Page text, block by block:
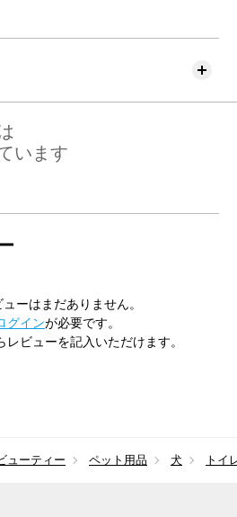
います
ーはまだありません。
グインが必要です。
レビューを記入いただけます。
ューティー ペット用品 犬 トイ